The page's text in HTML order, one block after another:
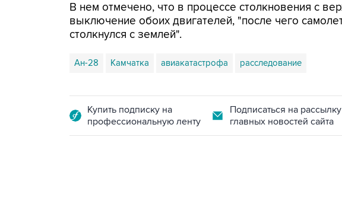
В нем отмечено, что в процессе столкновения с
выключение обоих двигателей, "после чего
столкнулся с землей".
Ан-28 Камчатка авиакатастрофа расследование
Купить подписку на
профессиональную ленту
Подписаться на рассылку
главных новостей сайта